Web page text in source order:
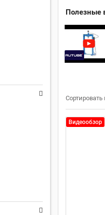
Полезные
Сортировать
Видеообзор